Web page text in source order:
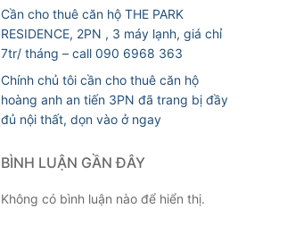
Cần cho thuê căn hộ THE PARK
RESIDENCE, 2PN , 3 máy lạnh, giá chỉ
7tr/ tháng – call 090 6968 363
Chính chủ tôi cần cho thuê căn hộ
hoàng anh an tiến 3PN đã trang bị đầy
đủ nội thất, dọn vào ở ngay
BÌNH LUẬN GẦN ĐÂY
Không có bình luận nào để hiển thị.